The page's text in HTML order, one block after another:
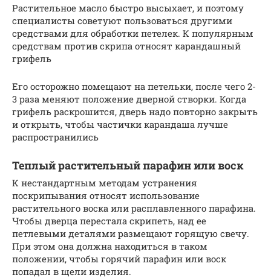
Растительное масло быстро высыхает, и поэтому
специалисты советуют пользоваться другими
средствами для обработки петелек. К популярным
средствам против скрипа относят карандашный
грифель
Его осторожно помещают на петельки, после чего 2-
3 раза меняют положение дверной створки. Когда
грифель раскрошится, дверь надо повторно закрыть
и открыть, чтобы частички карандаша лучше
распространились
Теплый растительный парафин или воск
К нестандартным методам устранения
поскрипывания относят использование
растительного воска или расплавленного парафина.
Чтобы дверца перестала скрипеть, над ее
петлевыми деталями размещают горящую свечу.
При этом она должна находиться в таком
положении, чтобы горячий парафин или воск
попадал в щели изделия.